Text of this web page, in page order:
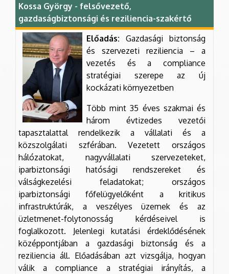
Kossa György - felsővezető,
gazdaságbiztonsági és reziliencia-szakértő
Előadás: Gazdasági biztonság
és szervezeti reziliencia – a
vezetés és a compliance
stratégiai szerepe az új
kockázati környezetben
Több mint 35 éves szakmai és
három évtizedes vezetői
tapasztalattal rendelkezik a vállalati és a
közszolgálati szférában. Vezetett országos
hálózatokat, nagyvállalati szervezeteket,
iparbiztonsági hatósági rendszereket és
válságkezelési feladatokat; országos
iparbiztonsági főfelügyelőként a kritikus
infrastruktúrák, a veszélyes üzemek és az
üzletmenet-folytonosság kérdéseivel is
foglalkozott. Jelenlegi kutatási érdeklődésének
középpontjában a gazdasági biztonság és a
reziliencia áll. Előadásában azt vizsgálja, hogyan
válik a compliance a stratégiai irányítás, a